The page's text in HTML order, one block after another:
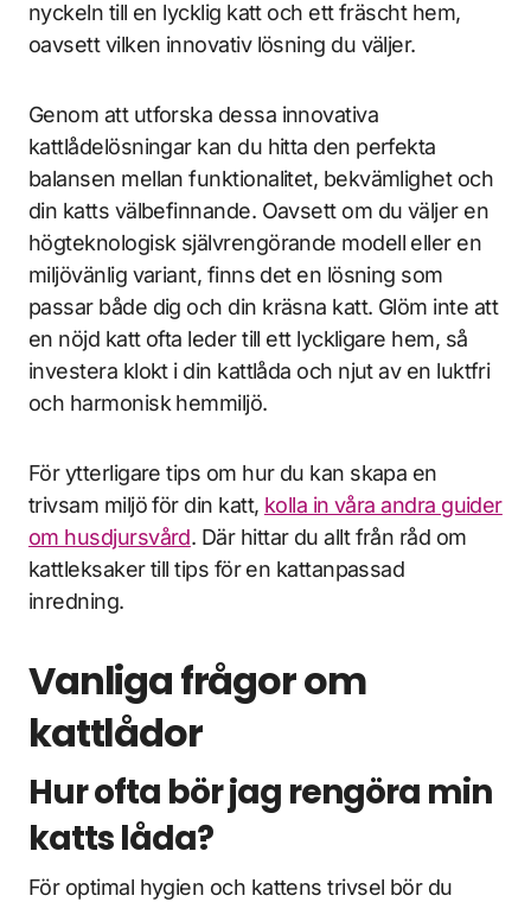
nyckeln till en lycklig katt och ett fräscht hem,
oavsett vilken innovativ lösning du väljer.
Genom att utforska dessa innovativa
kattlådelösningar kan du hitta den perfekta
balansen mellan funktionalitet, bekvämlighet och
din katts välbefinnande. Oavsett om du väljer en
högteknologisk självrengörande modell eller en
miljövänlig variant, finns det en lösning som
passar både dig och din kräsna katt. Glöm inte att
en nöjd katt ofta leder till ett lyckligare hem, så
investera klokt i din kattlåda och njut av en luktfri
och harmonisk hemmiljö.
För ytterligare tips om hur du kan skapa en
trivsam miljö för din katt, kolla in våra andra guider
om husdjursvård. Där hittar du allt från råd om
kattleksaker till tips för en kattanpassad
inredning.
Vanliga frågor om
kattlådor
Hur ofta bör jag rengöra min
katts låda?
För optimal hygien och kattens trivsel bör du